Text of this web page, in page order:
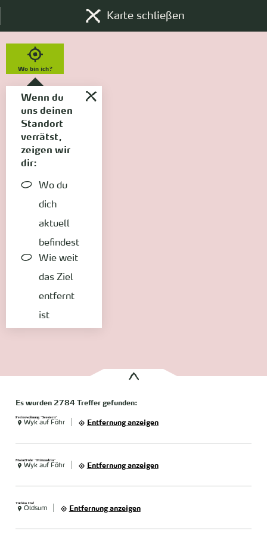
Karte schließen
Wo bin ich?
Wenn du
uns deinen
Standort
verrätst,
zeigen wir
dir:
Wo du
dich
aktuell
befindest
Wie weit
das Ziel
entfernt
ist
Es wurden 2784 Treffergefunden:
Ferienwohnung "Seestern"
Wyk auf Föhr Entfernung anzeigen
Moin2Föhr "Mittendrin"
Wyk auf Föhr Entfernung anzeigen
Tückiss Hof
Oldsum Entfernung anzeigen